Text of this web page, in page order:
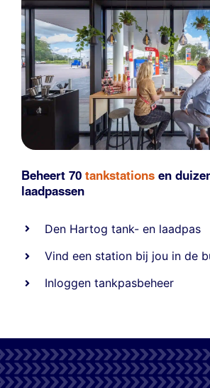
Beheert 70 tankstations en
laadpassen
Den Hartog tank- en laadpas
Vind een station bij jou in de
Inloggen tankpasbeheer